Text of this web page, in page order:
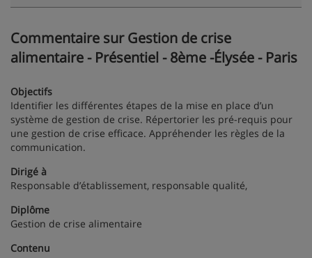
Commentaire sur Gestion de crise
alimentaire - Présentiel - 8ème -Élysée - Paris
Objectifs
Identifier les différentes étapes de la mise en place d’un
système de gestion de crise. Répertorier les pré-requis pour
une gestion de crise efficace. Appréhender les règles de la
communication.
Dirigé à
Responsable d’établissement, responsable qualité,
Diplôme
Gestion de crise alimentaire
Contenu